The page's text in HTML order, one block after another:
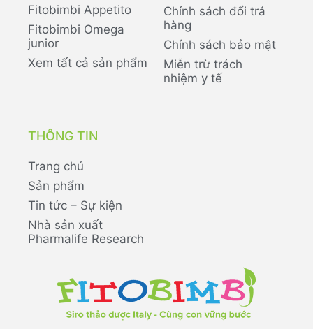
Fitobimbi Appetito
Fitobimbi Omega
junior
Xem tất cả sản phẩm
Chính sách đổi trả
hàng
Chính sách bảo mật
Miễn trừ trách
nhiệm y tế
THÔNG TIN
Trang chủ
Sản phẩm
Tin tức – Sự kiện
Nhà sản xuất
Pharmalife Research